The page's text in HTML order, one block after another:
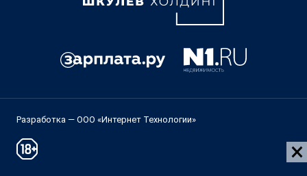
Разработка — ООО «Интернет Технологии»